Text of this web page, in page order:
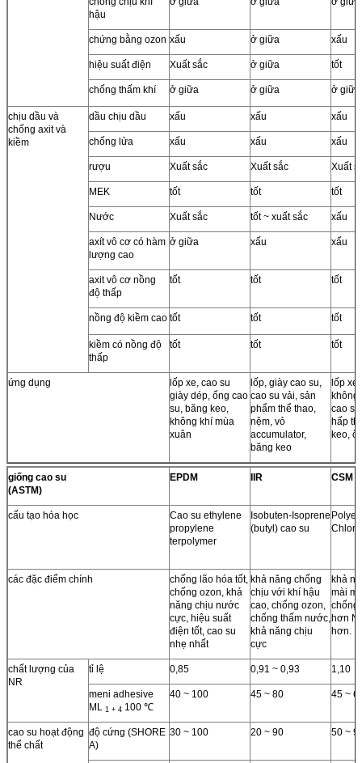
hậu
chứng bằng ozon xấu ở giữa xấu
hiệu suất điện Xuất sắc ở giữa tốt
chống thấm khí ở giữa ở giữa ở giữa
chịu dầu và
chống axit và
kiềm
dầu chịu dầu xấu xấu xấu
chống lửa xấu xấu xấu
rượu Xuất sắc Xuất sắc Xuất
MEK tốt tốt tốt
Nước Xuất sắc tốt ~ xuất sắc xấu
axít vô cơ có hàm
lượng cao
ở giữa xấu xấu
axit vô cơ nồng
độ thấp
tốt tốt tốt
nồng độ kiềm cao tốt tốt tốt
kiềm có nồng độ
thấp
tốt tốt tốt
ứng dụng
lốp xe, cao su
giày dép, ống cao
su, băng keo,
không khí mùa
xuân
lốp, giày cao su,
cao su vải, sản
phẩm thể thao,
nệm, vỏ
accumulator,
băng keo
lốp xe
không
cao
hấp
keo,
giống cao su
(ASTM)
EPDM IIR CSM
cấu tạo hóa học
Cao su ethylene
propylene
terpolymer
Isobuten-Isoprene
(butyl) cao su
các đặc điểm chính
chống lão hóa tốt,
chống ozon, khả
năng chịu nước
cực, hiệu suất
điện tốt, cao su
nhẹ nhất
khả năng chống
chịu với khí hậu
cao, chống ozon,
chống thấm nước,
khả năng chịu
cực
khả
mài
chống
hơn
hơn.
chất lượng của
NR
tỉ lệ 0,85 0,91 ~ 0,93 1,10
meni adhesive
ML 1 + 4 100 ℃
40 ~ 100 45 ~ 80 45 ~
cao su hoạt động
thể chất
độ cứng (SHORE
A)
30 ~ 100 20 ~ 90 50 ~